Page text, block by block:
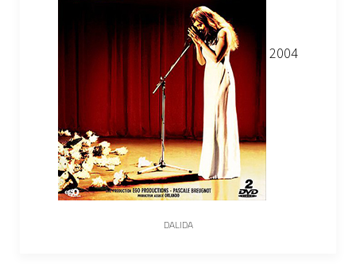
2004
DALIDA